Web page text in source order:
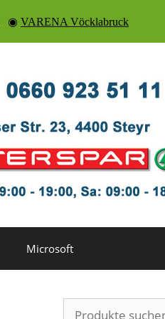
Microsoft
◉ VARENA Vöcklabruck